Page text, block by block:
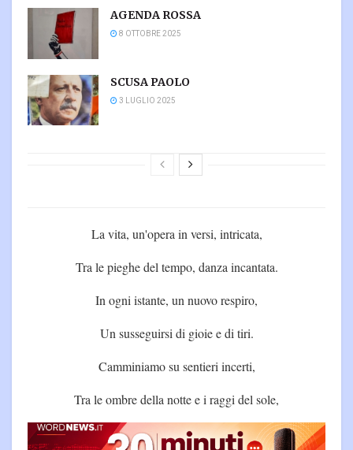
AGENDA ROSSA
8 OTTOBRE 2025
SCUSA PAOLO
3 LUGLIO 2025
La vita, un'opera in versi, intricata,
Tra le pieghe del tempo, danza incantata.
In ogni istante, un nuovo respiro,
Un susseguirsi di gioie e di tiri.
Camminiamo su sentieri incerti,
Tra le ombre della notte e i raggi del sole,